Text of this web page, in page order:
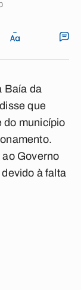
Baía da
que
do município
Governo
à falta